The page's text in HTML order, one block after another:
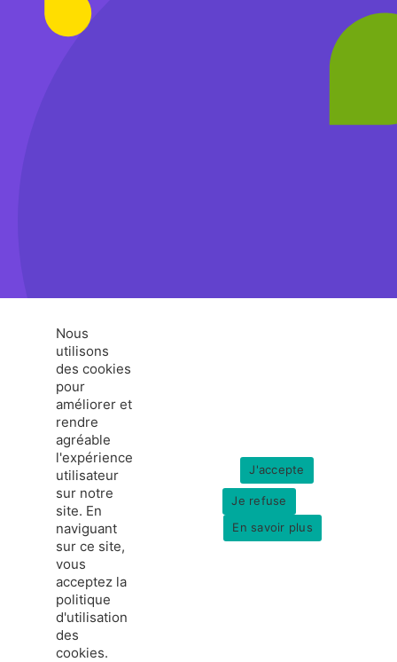
Nous
utilisons
des cookies
pour
améliorer et
rendre
agréable
l'expérience
utilisateur
sur notre
site. En
naviguant
sur ce site,
vous
acceptez la
politique
d'utilisation
des
cookies.
J'accepte
Je refuse
En savoir plus